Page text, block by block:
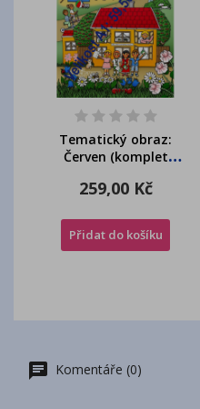
Tematický obraz:
Červen (komplet
259,00 Kč
Přidat do košíku
Komentáře (0)